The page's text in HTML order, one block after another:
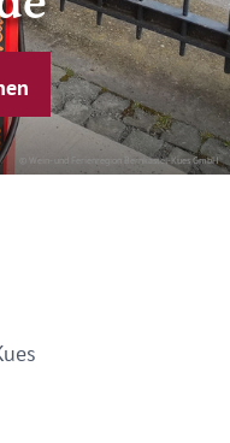
© Wein- und Ferienregion Bernkastel-Kues GmbH